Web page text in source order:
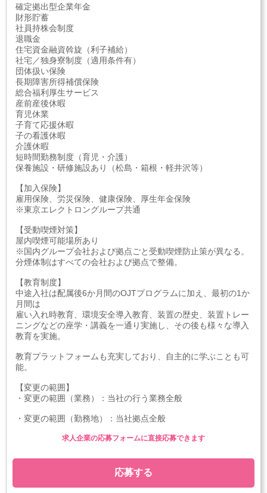
確定拠出型企業年金
財形貯蓄
社員持株会制度
退職金
住宅資金融資斡旋（利子補給）
社宅／独身寮制度（適用条件有）
団体扱い保険
長期障害所得補償保険
総合福利厚生サービス
産前産後休暇
育児休業
子育て応援休暇
子の看護休暇
介護休暇
短時間勤務制度（育児・介護）
保養施設・研修施設あり（松島・箱根・軽井沢等）
【加入保険】
雇用保険、労災保険、健康保険、厚生年金保険
※東京エレクトロングループ共通
【受動喫煙対策】
屋内喫煙可能場所あり
※国内グループ会社および拠点ごと受動喫煙防止策が異なる。
分煙体制はすべての会社および拠点で整備。
【教育制度】
中途入社は配属後6か月間のOJTプログラムに加え、最初の1か
月間は
雇い入れ時教育、環境安全導入教育、装置の歴史、装置トレー
ニングなどの座学・講義を一通り実施し、その後も様々な導入
教育を実施。
教育プラットフォームも充実しており、自主的に学ぶことも可
能。
【変更の範囲】
・変更の範囲（業務）：当社の行う業務全般
・変更の範囲（勤務地）：当社拠点全般
応募する
求人企業の応募フォームに直接応募できます